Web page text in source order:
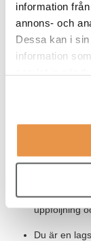
information
annons- och
Dessa kan i
information
Trivs i
Är trygg,
Goda
Driven,
uppföljning
Du är en